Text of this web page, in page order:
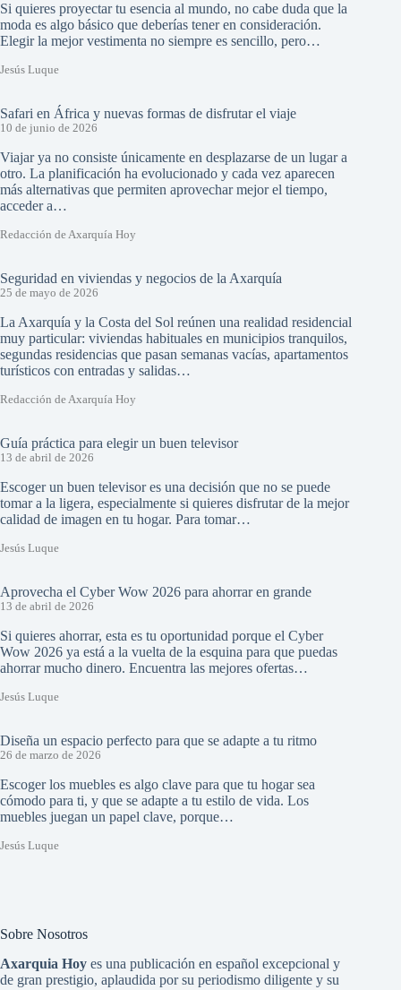
Si quieres proyectar tu esencia al mundo, no cabe duda que la
moda es algo básico que deberías tener en consideración.
Elegir la mejor vestimenta no siempre es sencillo, pero…
Jesús Luque
Safari en África y nuevas formas de disfrutar el viaje
10 de junio de 2026
Viajar ya no consiste únicamente en desplazarse de un lugar a
otro. La planificación ha evolucionado y cada vez aparecen
más alternativas que permiten aprovechar mejor el tiempo,
acceder a…
Redacción de Axarquía Hoy
Seguridad en viviendas y negocios de la Axarquía
25 de mayo de 2026
La Axarquía y la Costa del Sol reúnen una realidad residencial
muy particular: viviendas habituales en municipios tranquilos,
segundas residencias que pasan semanas vacías, apartamentos
turísticos con entradas y salidas…
Redacción de Axarquía Hoy
Guía práctica para elegir un buen televisor
13 de abril de 2026
Escoger un buen televisor es una decisión que no se puede
tomar a la ligera, especialmente si quieres disfrutar de la mejor
calidad de imagen en tu hogar. Para tomar…
Jesús Luque
Aprovecha el Cyber Wow 2026 para ahorrar en grande
13 de abril de 2026
Si quieres ahorrar, esta es tu oportunidad porque el Cyber
Wow 2026 ya está a la vuelta de la esquina para que puedas
ahorrar mucho dinero. Encuentra las mejores ofertas…
Jesús Luque
Diseña un espacio perfecto para que se adapte a tu ritmo
26 de marzo de 2026
Escoger los muebles es algo clave para que tu hogar sea
cómodo para ti, y que se adapte a tu estilo de vida. Los
muebles juegan un papel clave, porque…
Jesús Luque
Sobre Nosotros
Axarquia Hoy es una publicación en español excepcional y
de gran prestigio, aplaudida por su periodismo diligente y su